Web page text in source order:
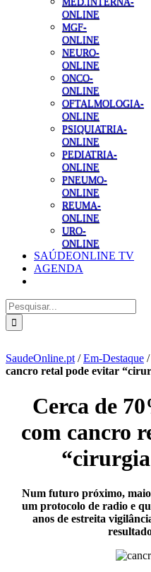
ONLINE
MGF-
ONLINE
NEURO-
ONLINE
ONCO-
ONLINE
OFTALMOLOGIA-
ONLINE
PSIQUIATRIA-
ONLINE
PEDIATRIA-
ONLINE
PNEUMO-
ONLINE
REUMA-
ONLINE
URO-
ONLINE
SAÚDEONLINE TV
AGENDA
Pesquisar
SaudeOnline.pt /Em-Destaque /
cancro retal pode evitar
Cerca de
com cancro
“cirurgia
Num futuro próximo,
um protocolo de radio e
anos de estreita